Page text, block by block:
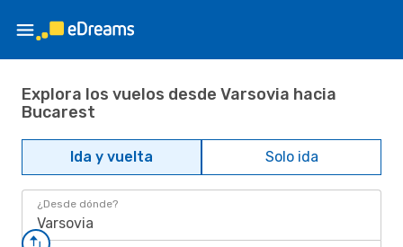
Explora los vuelos desde Varsovia hacia
Bucarest
Ida y vuelta Solo ida
¿Desde dónde?
Varsovia